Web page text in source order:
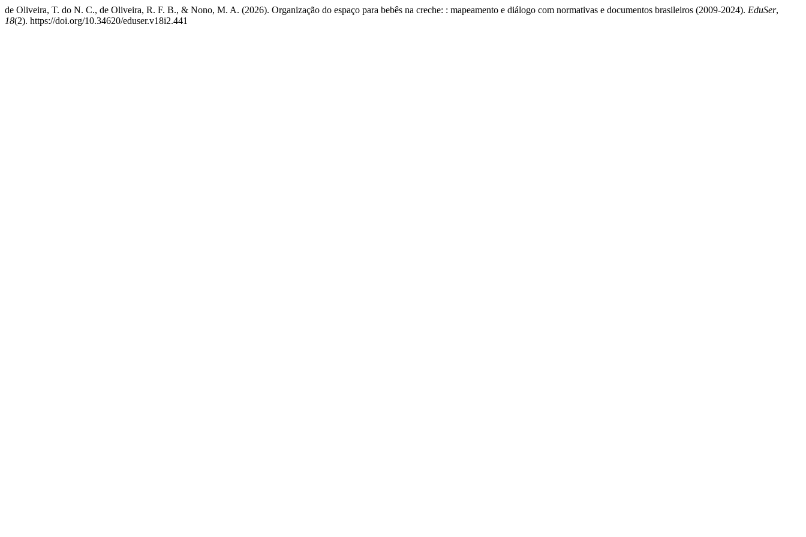
de Oliveira, T. do N. C., de Oliveira, R. F. B., & Nono, M. A. (2026). Organização do espaço para bebês na creche: : mapeamento e diálogo com normativas e documentos brasileiros (2009-2024). EduSer,
18(2). https://doi.org/10.34620/eduser.v18i2.441